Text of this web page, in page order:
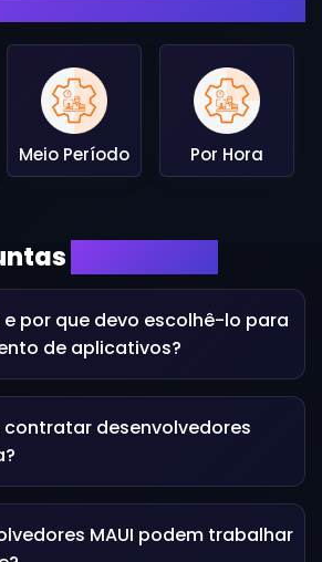
Meio Período Por Hora
e por que devo escolhê-lo para
de aplicativos?
contratar desenvolvedores
MAUI podem trabalhar